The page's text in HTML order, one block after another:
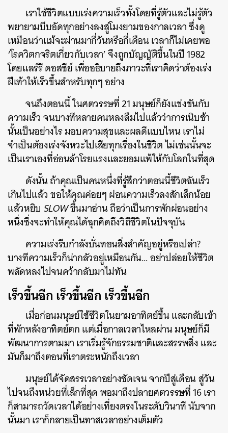
เราใช้ชีวิตแบบเร่งความเร็วทั้งโดยที่รู้ตัวและไม่รู้ตัว
พยายามบีบอัดทุกอย่างลงสู่โมงยามของกาลเวลา ซึ่งดู
เหมือนว่าแม้จะผ่านมากี่วันหรือกี่เดือน เวลาก็ไม่เคยพอ
‘โรควิตกจริตเกี่ยวกับเวลา’ จึงถูกบัญญัติขึ้นในปี 1982
โดยแลร์รี ดอสซีย์ เพื่ออธิบายถึงภาวะที่เราคิดว่าต้องเร่ง
ฝีเท้าให้เร็วขึ้นสำหรับทุกๆ อย่าง
จนถึงตอนนี้ ในศตวรรษที่ 21 มนุษย์ก็ยังแข่งขันกับ
ความเร็ว จนบางทีหลายคนหลงลืมไปแล้วว่าการเนิบช้า
นั้นเป็นอย่างไร มอบความสุขและผลดีแบบไหน เราไม่
จำเป็นต้องเร่งจังหวะไปเสียทุกเรื่องในชีวิต ไม่เช่นนั้นจะ
เป็นเราเองที่อ่อนล้าโรยแรงและยอมแพ้ให้กับโลกในที่สุด
ดังนั้น ถ้าคุณเป็นคนหนึ่งที่รู้สึกว่าตอนนี้ชีวิตฉันเร็ว
เกินไปแล้ว ขอให้คุณค่อยๆ ผ่อนความเร็วลงสักเล็กน้อย
แล้วหยิบ SLOWขึ้นมาอ่าน ถือว่าเป็นการพักผ่อนอย่าง
หนึ่งซึ่งจะทำให้คุณได้ฉุกคิดถึงวิถีชีวิตในปัจจุบัน
ความเร่งรีบกำลังบั่นทอนสิ่งสำคัญอยู่หรือเปล่า?
บางทีความเร็วก็น่ากลัวอยู่เหมือนกัน… อย่าปล่อยให้ชีวิต
พลัดหลงไปจนคว้ากลับมาไม่ทัน
เร็วขึ้นอีก เร็วขึ้นอีก เร็วขึ้นอีก
เมื่อก่อนมนุษย์ใช้ชีวิตในยามอาทิตย์ขึ้น และกลับเข้า
ที่พักหลังอาทิตย์ตก แต่เมื่อกาลเวลาไหลผ่าน มนุษย์ก็มี
พัฒนาการตามมา เราเริ่มรู้จักธรรมชาติและสรรพสิ่ง และ
มันก็มาถึงตอนที่เราตระหนักถึงเวลา
มนุษย์ได้จัดสรรเวลาอย่างชัดเจน จากปีสู่เดือน สู่วัน
ไปจนถึงหน่วยที่เล็กที่สุด พอมาถึงปลายศตวรรษที่ 16 เรา
ก็สามารถวัดเวลาได้อย่างเที่ยงตรงในระดับวินาที นับจาก
นั้นมา เราก็กลายเป็นทาสเวลาอย่างเต็มตัว